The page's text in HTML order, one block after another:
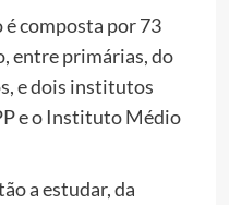
composta por 73
entre primárias, do
e dois institutos
e o Instituto Médio
a estudar, da